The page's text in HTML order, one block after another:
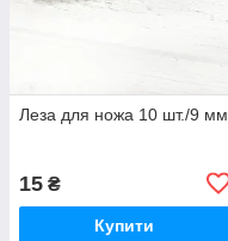
Леза для ножа 10 шт./9 мм
15 ₴
Купити